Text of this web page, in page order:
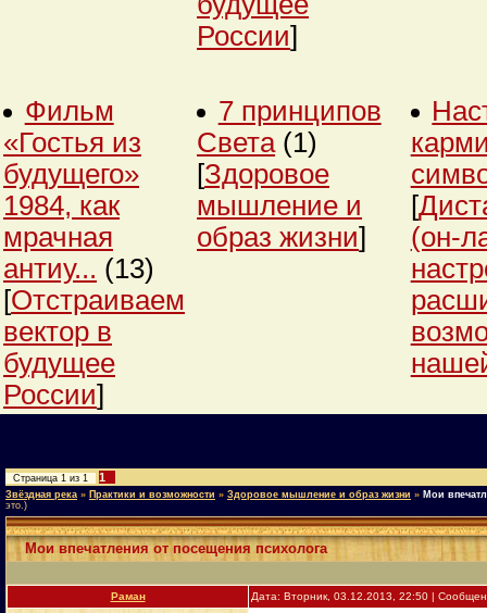
России]
Фильм
«Гостья из
будущего»
1984, как
мрачная
антиу... (13)
[Отстраиваем
вектор в
будущее
России]
7 принципов
Света (1)
[Здоровое
мышление и
образ жизни]
[
(он-
Страница 1 из 1 1
Звёздная река » Практики и возможности » Здоровое мышление и образ жизни » Мои
это.)
Мои впечатления от посещения психолога
Раман Дата: Вторник, 03.12.2013, 22:50 |